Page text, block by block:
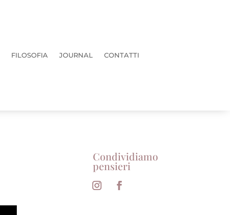
FILOSOFIA JOURNAL CONTATTI
Condividiamo
pensieri